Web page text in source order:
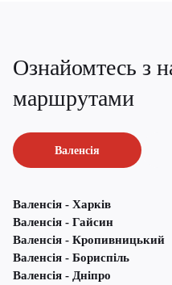
Ознайомтесь з
маршрутами
Валенсія
Валенсія - Харків
Валенсія - Гайсин
Валенсія - Кропивницький
Валенсія - Бориспіль
Валенсія - Дніпро